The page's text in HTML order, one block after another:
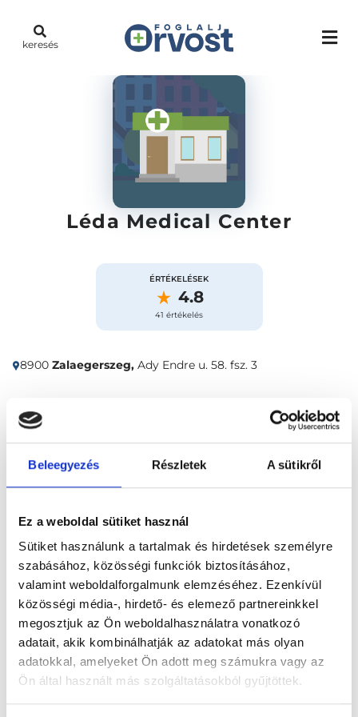
Beleegyezés Részletek A sütikről
Ez a weboldal sütiket használ
Sütiket használunk a tartalmak és hirdetések személyre
szabásához, közösségi funkciók biztosításához,
valamint weboldalforgalmunk elemzéséhez. Ezenkívül
közösségi média-, hirdető- és elemező partnereinkkel
megosztjuk az Ön weboldalhasználatra vonatkozó
adatait, akik kombinálhatják az adatokat más olyan
adatokkal, amelyeket Ön adott meg számukra vagy az
Ön által használt más szolgáltatásokból gyűjtöttek.
keresés
Léda Medical Center
ÉRTÉKELÉSEK
4.8
41 értékelés
8900 Zalaegerszeg, Ady Endre u. 58. fsz. 3
Időpontfoglalás Vélemények
Foglalj időpontot
Összes szakterület
Főoldal Klinikák Belgyógyász, Zalaegerszeg
Léda Medical Center